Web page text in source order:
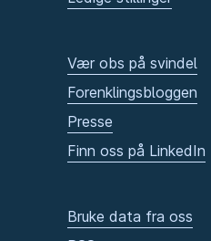
Vær obs på svindel
Forenklingsbloggen
Presse
Finn oss på LinkedIn
Bruke data fra oss